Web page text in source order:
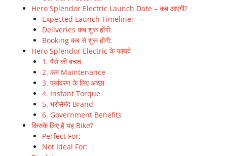
Hero Splendor Electric Launch Date – कब आएगी?
Expected Launch Timeline:
Deliveries कब शुरू होंगी:
Booking कब से शुरू होगी:
Hero Splendor Electric के फायदे
1. पैसे की बचत
2. कम Maintenance
3. पर्यावरण के लिए अच्छा
4. Instant Torque
5. भरोसेमंद Brand
6. Government Benefits
किसके लिए है यह Bike?
Perfect For:
Not Ideal For: